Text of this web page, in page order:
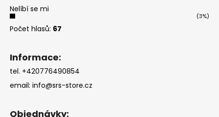
Nelíbí se mi
(3%)
Počet hlasů: 67
Informace:
tel. +420776490854
email: info@srs-store.cz
Objednávky: